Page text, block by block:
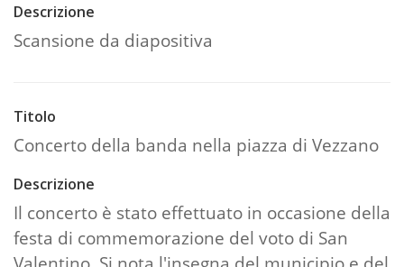
Descrizione
Scansione da diapositiva
Titolo
Concerto della banda nella piazza di Vezzano
Descrizione
Il concerto è stato effettuato in occasione della
festa di commemorazione del voto di San